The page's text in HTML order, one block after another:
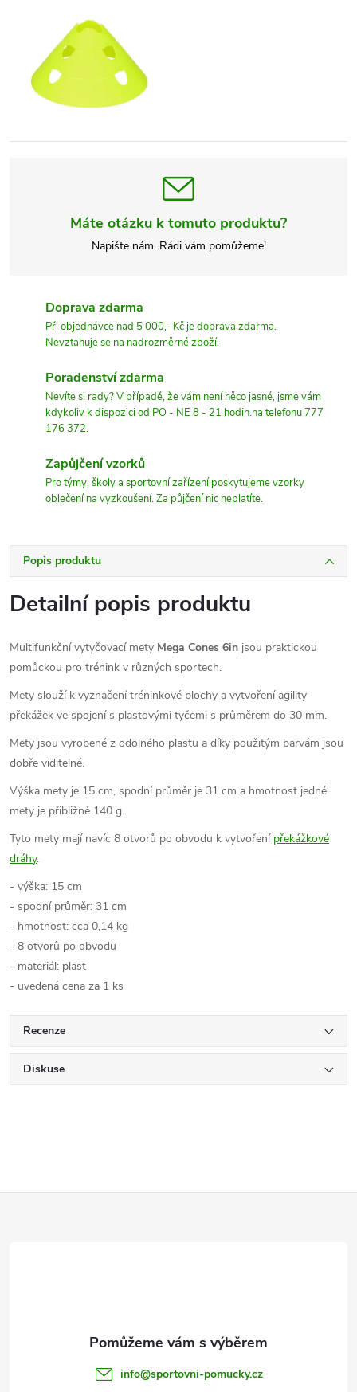
Máte otázku k tomuto produktu?
Napište nám. Rádi vám pomůžeme!
Doprava zdarma
Při objednávce nad 5 000,- Kč je doprava zdarma.
Nevztahuje se na nadrozměrné zboží.
Poradenství zdarma
Nevíte si rady? V případě, že vám není něco jasné, jsme vám
kdykoliv k dispozici od PO - NE 8 - 21 hodin.na telefonu 777
176 372.
Zapůjčení vzorků
Pro týmy, školy a sportovní zařízení poskytujeme vzorky
oblečení na vyzkoušení. Za půjčení nic neplatíte.
Popis produktu
Detailní popis produktu
Multifunkční vytyčovací mety Mega Cones 6in jsou praktickou
pomůckou pro trénink v různých sportech.
Mety slouží k vyznačení tréninkové plochy a vytvoření agility
překážek ve spojení s plastovými tyčemi s průměrem do 30 mm.
Mety jsou vyrobené z odolného plastu a díky použitým barvám jsou
dobře viditelné.
Výška mety je 15 cm, spodní průměr je 31 cm a hmotnost jedné
mety je přibližně 140 g.
Tyto mety mají navíc 8 otvorů po obvodu k vytvoření překážkové
dráhy.
- výška: 15 cm
- spodní průměr: 31 cm
- hmotnost: cca 0,14 kg
- 8 otvorů po obvodu
- materiál: plast
- uvedená cena za 1 ks
Recenze
Diskuse
info@sportovni-pomucky.cz